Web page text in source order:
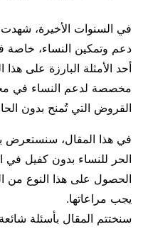
في السنوات الأخيرة،
دعم وتمكين النساء،
أحد الأمثلة البارزة على
مخصصة لدعم النساء في
القروض التي تُمنح بدون
في هذا المقال،
الحر للنساء بدون كفيل في
الحصول على هذا النوع من
يجب مراعاتها.
سنختتم المقال بأسئلة